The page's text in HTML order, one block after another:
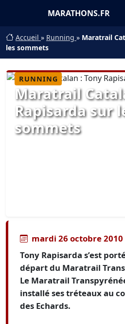
MARATHONS.FR
Accueil » Running » Maratrail
les sommets
RUNNING
Maratrail
Rapisarda sur
sommets
mardi 26 octobre 2010
Tony Rapisarda s’est
départ du Maratrail
Le Maratrail
installé ses tréteaux au
des Echards.